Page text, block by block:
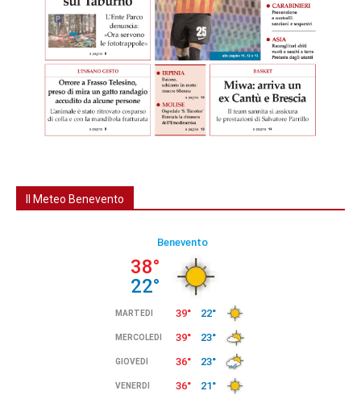
Il Meteo Benevento